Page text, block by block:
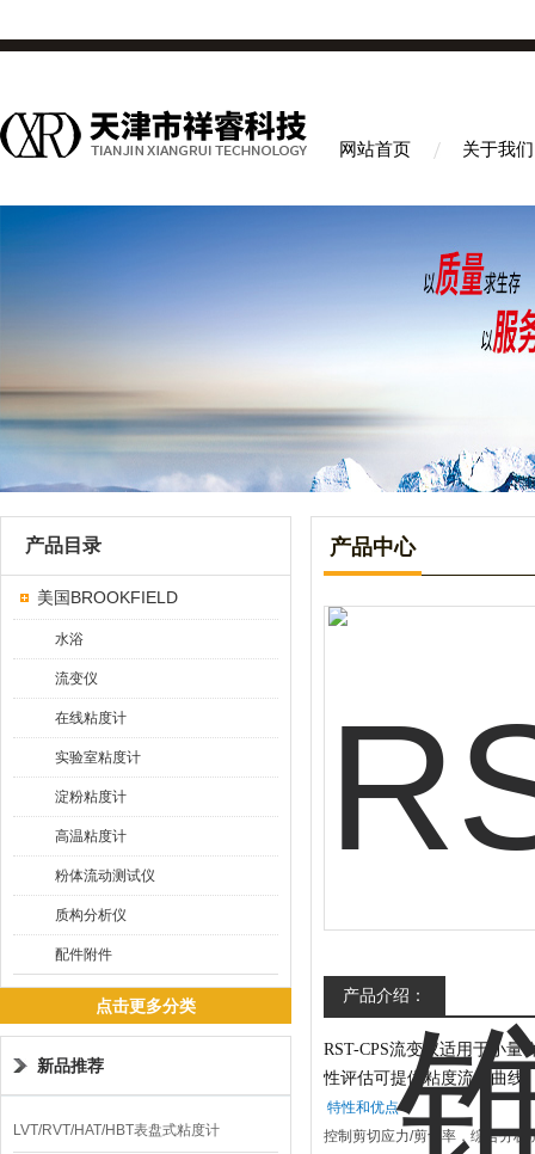
网站首页 关于我们
产品目录
美国BROOKFIELD
水浴
流变仪
在线粘度计
实验室粘度计
淀粉粘度计
高温粘度计
粉体流动测试仪
质构分析仪
配件附件
点击更多分类
新品推荐
LVT/RVT/HAT/HBT表盘式粘度计
产品中心
产品介绍：
RST-CPS流变仪适用于小
性评估可提供粘度流动曲线
特性和优点
控制剪切应力/剪切率，综合分析